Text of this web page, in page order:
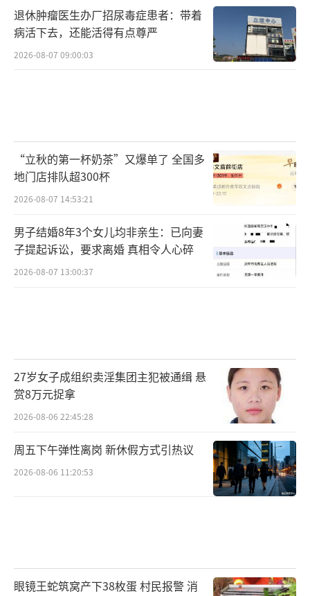
退休肿瘤医生办厂招尿毒症患者：带着
病活下去，还能活得有点尊严
2026-08-07 09:00:03
“立秋的第一杯奶茶”又爆单了 全国多
地门店排队超300杯
2026-08-07 14:53:21
男子结婚8年3个女儿均非亲生：已向妻
子提起诉讼，要求离婚 真相令人心碎
2026-08-07 13:00:37
27岁女子成组织卖淫集团主犯被通缉 悬
赏8万元捉拿
2026-08-06 22:45:28
周五下午弹性离岗 新休假方式引热议
2026-08-06 11:20:53
眼镜王蛇筑窝产下38枚蛋 村民报警 消